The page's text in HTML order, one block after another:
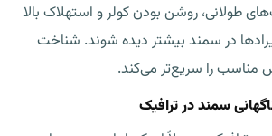
طولانی، روشن بودن کولر و استهلاک بالا
در سمند بیشتر دیده شوند. شناخت
مناسب را سریع‌تر می‌کند.
سمند در ترافیک